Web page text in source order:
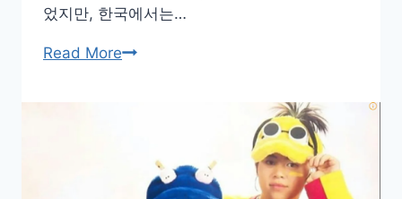
었지만, 한국에서는…
Read More순